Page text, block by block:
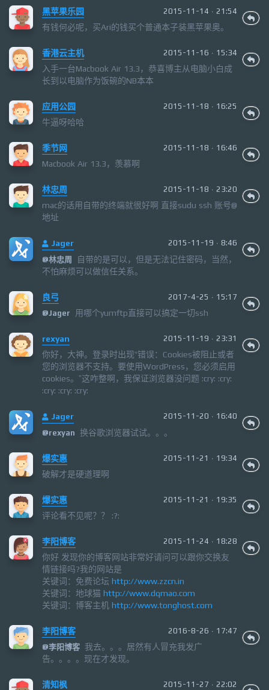
黑苹果乐园 2015-11-14 · 21:54
有钱何必呢，买Ari的钱买个普通本子装黑苹果奥。
香港云主机 2015-11-16 · 15:34
入手一台Macbook Air 13.3，恭喜博主从电脑小白成
长到以电脑作为饭碗的NB本本
应用公园 2015-11-18 · 16:25
牛逼呀哈哈
季节网 2015-11-18 · 16:46
Macbook Air 13.3，羡慕啊
林忠周 2015-11-18 · 23:20
mac的话用自带的终端就很好啊 直接sudu ssh 账号@
地址
Jager
2015-11-19 · 8:46
@林忠周
自带的是可以，但是无法记住密码，当然，
不怕麻烦可以做信任关系。
良弓
2017-4-25 · 15:17
@Jager 用哪个yumftp直接可以搞定一切ssh
rexyan 2015-11-19 · 23:31
你好，大神。登录时出现“错误：Cookies被阻止或者
您的浏览器不支持。要使用WordPress，您必须启用
cookies。”这咋整啊，我保证浏览器没问题 :cry: :cry:
:cry: :cry: :cry:
Jager
2015-11-20 · 16:40
@rexyan 换谷歌浏览器试试。。。
爆实惠 2015-11-21 · 19:34
破解才是硬道理啊
爆实惠 2015-11-21 · 19:35
评论看不见呢？？ :?:
李阳博客 2015-11-24 · 18:28
你好 发现你的博客网站非常好请问可以跟你交换友
情链接吗?我的网站是
关键词：免费论坛 http://www.zzcn.in
关键词：地球猫 http://www.dqmao.com
关键词：博客主机 http://www.tonghost.com
李阳博客
2016-8-26 · 17:47
@李阳博客 我去。。。居然有人冒充我发广
告。。。。现在才发现。
清知枫 2015-11-27 · 22:02